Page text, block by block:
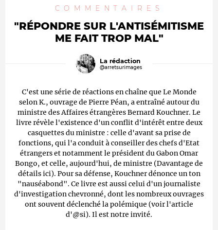
COMMENTAIRES
"RÉPONDRE SUR L'ANTISÉMITISME
ME FAIT TROP MAL"
La rédaction
@arretsurimages
C'est une série de réactions en chaîne que Le Monde
selon K., ouvrage de Pierre Péan, a entraîné autour du
ministre des Affaires étrangères Bernard Kouchner. Le
livre révèle l'existence d'un conflit d'intérêt entre deux
casquettes du ministre : celle d'avant sa prise de
fonctions, qui l'a conduit à conseiller des chefs d'Etat
étrangers et notamment le président du Gabon Omar
Bongo, et celle, aujourd'hui, de ministre (Davantage de
détails ici). Pour sa défense, Kouchner dénonce un ton
"nauséabond". Ce livre est aussi celui d'un journaliste
d'investigation chevronné, dont les nombreux ouvrages
ont souvent déclenché la polémique (voir l'article
d'@si). Il est notre invité.